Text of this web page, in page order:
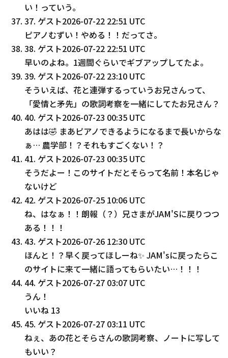
い！っていう。
37. ゲスト2026-07-22 22:51 UTC
ピアノむずい！やめる！！だってさ。
38. ゲスト2026-07-22 22:51 UTC
早いのよね。1週間ぐらいでギブアップしてたよ。
39. ゲスト2026-07-22 23:10 UTC
そういえば、花と連弾するっていうお兄さんって、
「愛情と矛先」の歌詞考察を一緒にしてたお兄さん？
40. ゲスト2026-07-23 00:35 UTC
あはは🤣 まあピアノできるようになるまで長いからな
ぁ… 農学部！？それもすごくない！？
41. ゲスト2026-07-23 00:35 UTC
そうだよー！このサイトだとそらって名前！本名じゃ
ないけど
42. ゲスト2026-07-25 10:06 UTC
ね、はなぁ！！朗報（？）兄さまがJAM'Sに戻りつつ
ある！！！
43. ゲスト2026-07-26 12:30 UTC
ほんと！？早く戻ってほしーね✨️ JAM'sに戻ったらこ
のサイトに来て一緒に語ってもらいたい…！！！
44. ゲスト2026-07-27 03:07 UTC
うん！
いいね 13
45. ゲスト2026-07-27 03:11 UTC
ねぇ、あの花とそらさんの歌詞考察、ノートに写して
もいい？